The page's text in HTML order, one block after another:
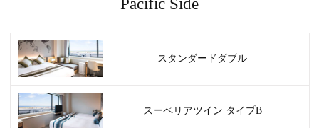
スタンダードダブル
スーペリアツイン タイプB